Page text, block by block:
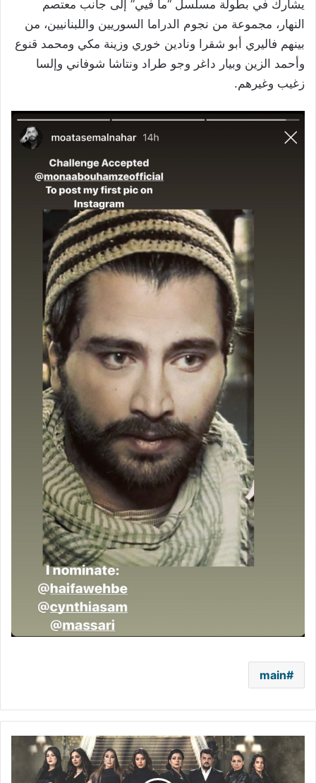
يشارك في بطولة مسلسل “ما فيي” إلى جانب معتصم
النهار، مجموعة من نجوم الدراما السوريين واللبنانيين، من
بينهم فاليري أبو شقرا ونادين خوري وزينة مكي ومحمد قنوع
وأحمد الزين وبيار داغر وجو طراد ونتاشا شوفاني وإلسا
زغيب وغيرهم.
main
امرأة
تواجه